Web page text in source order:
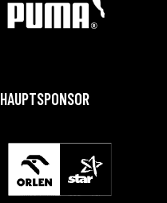
HAUPTSPONSOR